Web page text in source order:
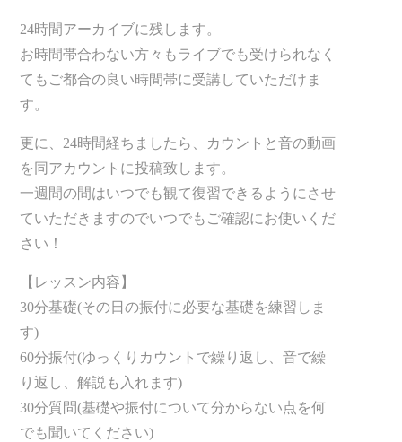
24時間アーカイブに残します。
お時間帯合わない方々もライブでも受けられなく
てもご都合の良い時間帯に受講していただけま
す。
更に、24時間経ちましたら、カウントと音の動画
を同アカウントに投稿致します。
一週間の間はいつでも観て復習できるようにさせ
ていただきますのでいつでもご確認にお使いくだ
さい！
【レッスン内容】
30分基礎(その日の振付に必要な基礎を練習しま
す)
60分振付(ゆっくりカウントで繰り返し、音で繰
り返し、解説も入れます)
30分質問(基礎や振付について分からない点を何
でも聞いてください)